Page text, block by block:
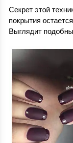
Секрет этой
покрытия
Выглядит